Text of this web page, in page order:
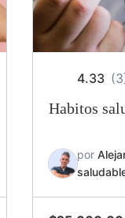
4.33
Habitos
por